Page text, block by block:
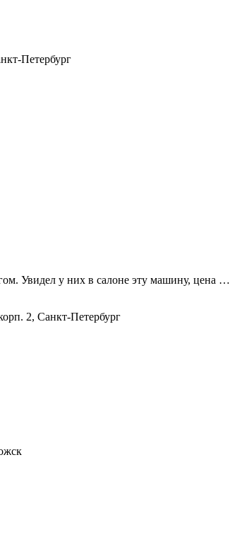
Петербург
Увидел у них в салоне эту машину, цена …
2, Санкт-Петербург